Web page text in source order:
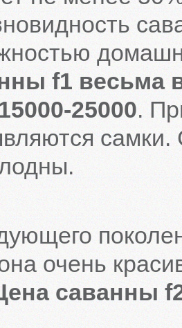
f1 весьма
25000.
очень
саванны